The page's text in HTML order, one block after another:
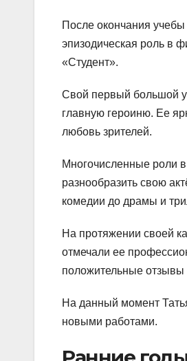
После окончания
эпизодическая роль в
«Студент».
Свой первый большой
главную героиню. Ее
любовь зрителей.
Многочисленные роли
разнообразить свою
комедии до драмы и
На протяжении своей
отмечали ее
положительные отзывы
На данный момент
новыми работами.